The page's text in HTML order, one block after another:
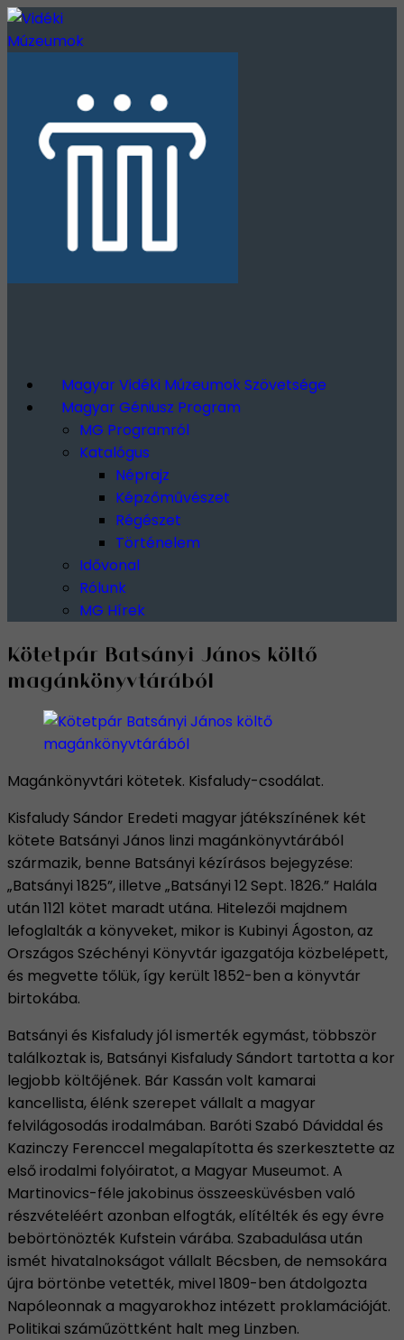
Magyar Vidéki Múzeumok Szövetsége
Magyar Géniusz Program
MG Programról
Katalógus
Néprajz
Képzőművészet
Régészet
Történelem
Idővonal
Rólunk
MG Hírek
Kötetpár Batsányi János költő
magánkönyvtárából
Magánkönyvtári kötetek. Kisfaludy-csodálat.
Kisfaludy Sándor Eredeti magyar játékszínének két
kötete Batsányi János linzi magánkönyvtárából
származik, benne Batsányi kézírásos bejegyzése:
„Batsányi 1825”, illetve „Batsányi 12 Sept. 1826.” Halála
után 1121 kötet maradt utána. Hitelezői majdnem
lefoglalták a könyveket, mikor is Kubinyi Ágoston, az
Országos Széchényi Könyvtár igazgatója közbelépett,
és megvette tőlük, így került 1852-ben a könyvtár
birtokába.
Batsányi és Kisfaludy jól ismerték egymást, többször
találkoztak is, Batsányi Kisfaludy Sándort tartotta a kor
legjobb költőjének. Bár Kassán volt kamarai
kancellista, élénk szerepet vállalt a magyar
felvilágosodás irodalmában. Baróti Szabó Dáviddal és
Kazinczy Ferenccel megalapította és szerkesztette az
első irodalmi folyóiratot, a Magyar Museumot. A
Martinovics-féle jakobinus összeesküvésben való
részvételéért azonban elfogták, elítélték és egy évre
bebörtönözték Kufstein várába. Szabadulása után
ismét hivatalnokságot vállalt Bécsben, de nemsokára
újra börtönbe vetették, mivel 1809-ben átdolgozta
Napóleonnak a magyarokhoz intézett proklamációját.
Politikai száműzöttként halt meg Linzben.